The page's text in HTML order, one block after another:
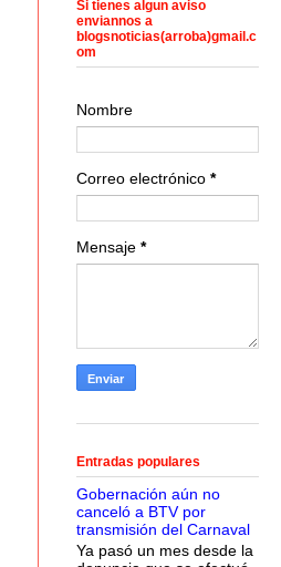
Si tienes algun aviso
enviannos a
blogsnoticias(arroba)gmail.c
om
Nombre
Correo electrónico *
Mensaje *
Entradas populares
Gobernación aún no
canceló a BTV por
transmisión del Carnaval
Ya pasó un mes desde la